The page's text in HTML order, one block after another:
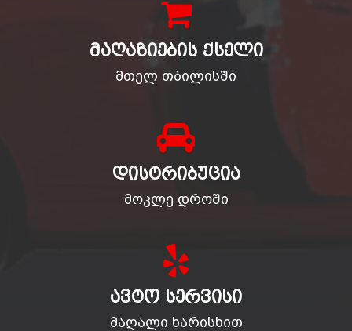
ᲛᲐᲦᲐᲖᲘᲔᲑᲘᲡ ᲥᲡᲔᲚᲘ
მთელ თბილისში
ᲓᲘᲡᲢᲠᲘᲑᲣᲪᲘᲐ
მოკლე დროში
ᲐᲕᲢᲝ ᲡᲔᲠᲕᲘᲡᲘ
მაღალი ხარისხით